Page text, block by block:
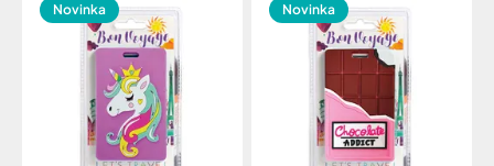
Novinka Novinka